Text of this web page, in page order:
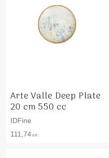
Arte Valle Deep Plate
20 cm 550 cc
IDFine
111,74 KR